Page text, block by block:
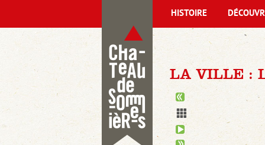
LA VILLE :
HISTOIRE